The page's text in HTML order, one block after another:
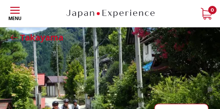
Skip
to
main
content
MENU
0
Takayama
Fermer